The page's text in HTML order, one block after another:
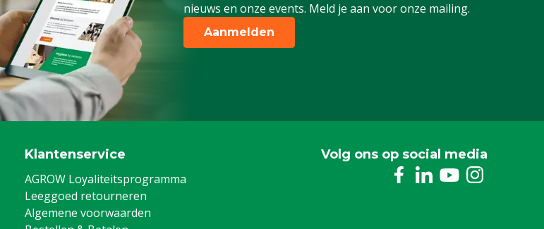
nieuws en onze events. Meld je aan voor onze mailing.
Aanmelden
Klantenservice
AGROW Loyaliteitsprogramma
Leeggoed retourneren
Algemene voorwaarden
Volg ons op social media